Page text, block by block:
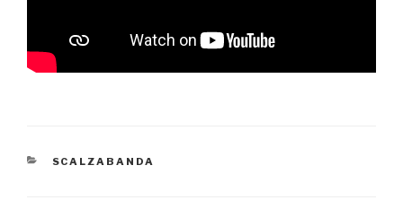
CATEGORIE
SCALZABANDA